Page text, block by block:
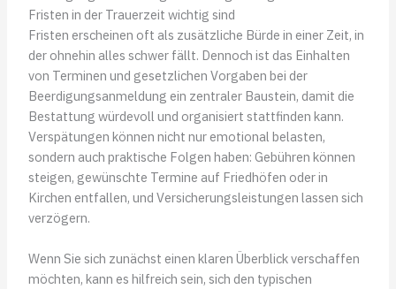
Fristen in der Trauerzeit wichtig sind
Fristen erscheinen oft als zusätzliche Bürde in einer Zeit, in
der ohnehin alles schwer fällt. Dennoch ist das Einhalten
von Terminen und gesetzlichen Vorgaben bei der
Beerdigungsanmeldung ein zentraler Baustein, damit die
Bestattung würdevoll und organisiert stattfinden kann.
Verspätungen können nicht nur emotional belasten,
sondern auch praktische Folgen haben: Gebühren können
steigen, gewünschte Termine auf Friedhöfen oder in
Kirchen entfallen, und Versicherungsleistungen lassen sich
verzögern.
Wenn Sie sich zunächst einen klaren Überblick verschaffen
möchten, kann es hilfreich sein, sich den typischen